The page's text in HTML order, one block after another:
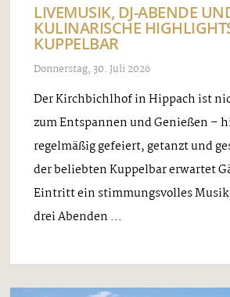
LIVEMUSIK, DJ-ABENDE
KULINARISCHE
KUPPELBAR
Donnerstag, 30. Juli 2026
Der Kirchbichlhof in Hippach ist
zum Entspannen und Genießen –
regelmäßig gefeiert, getanzt und
der beliebten Kuppelbar erwartet
Eintritt ein stimmungsvolles
drei Abenden ...